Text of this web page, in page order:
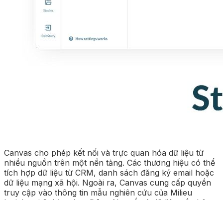
Canvas cho phép kết nối và trực quan hóa dữ liệu từ
nhiều nguồn trên một nền tảng. Các thương hiệu có thể
tích hợp dữ liệu từ CRM, danh sách đăng ký email hoặc
dữ liệu mạng xã hội. Ngoài ra, Canvas cung cấp quyền
truy cập vào thông tin mẫu nghiên cứu của Milieu